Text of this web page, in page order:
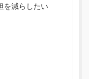
を減らしたい